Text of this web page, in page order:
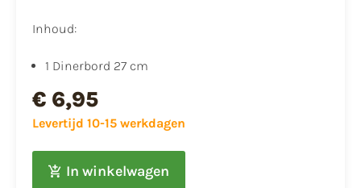
Inhoud:
1 Dinerbord 27 cm
€ 6,95
Levertijd 10-15 werkdagen
In winkelwagen